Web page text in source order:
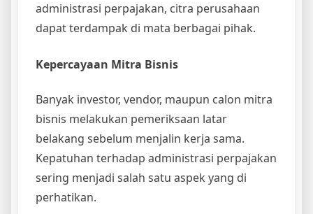
administrasi perpajakan, citra perusahaan
dapat terdampak di mata berbagai pihak.
Kepercayaan Mitra Bisnis
Banyak investor, vendor, maupun calon mitra
bisnis melakukan pemeriksaan latar
belakang sebelum menjalin kerja sama.
Kepatuhan terhadap administrasi perpajakan
sering menjadi salah satu aspek yang di
perhatikan.